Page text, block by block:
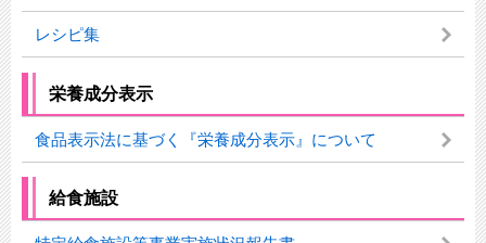
レシピ集
栄養成分表示
食品表示法に基づく『栄養成分表示』について
給食施設